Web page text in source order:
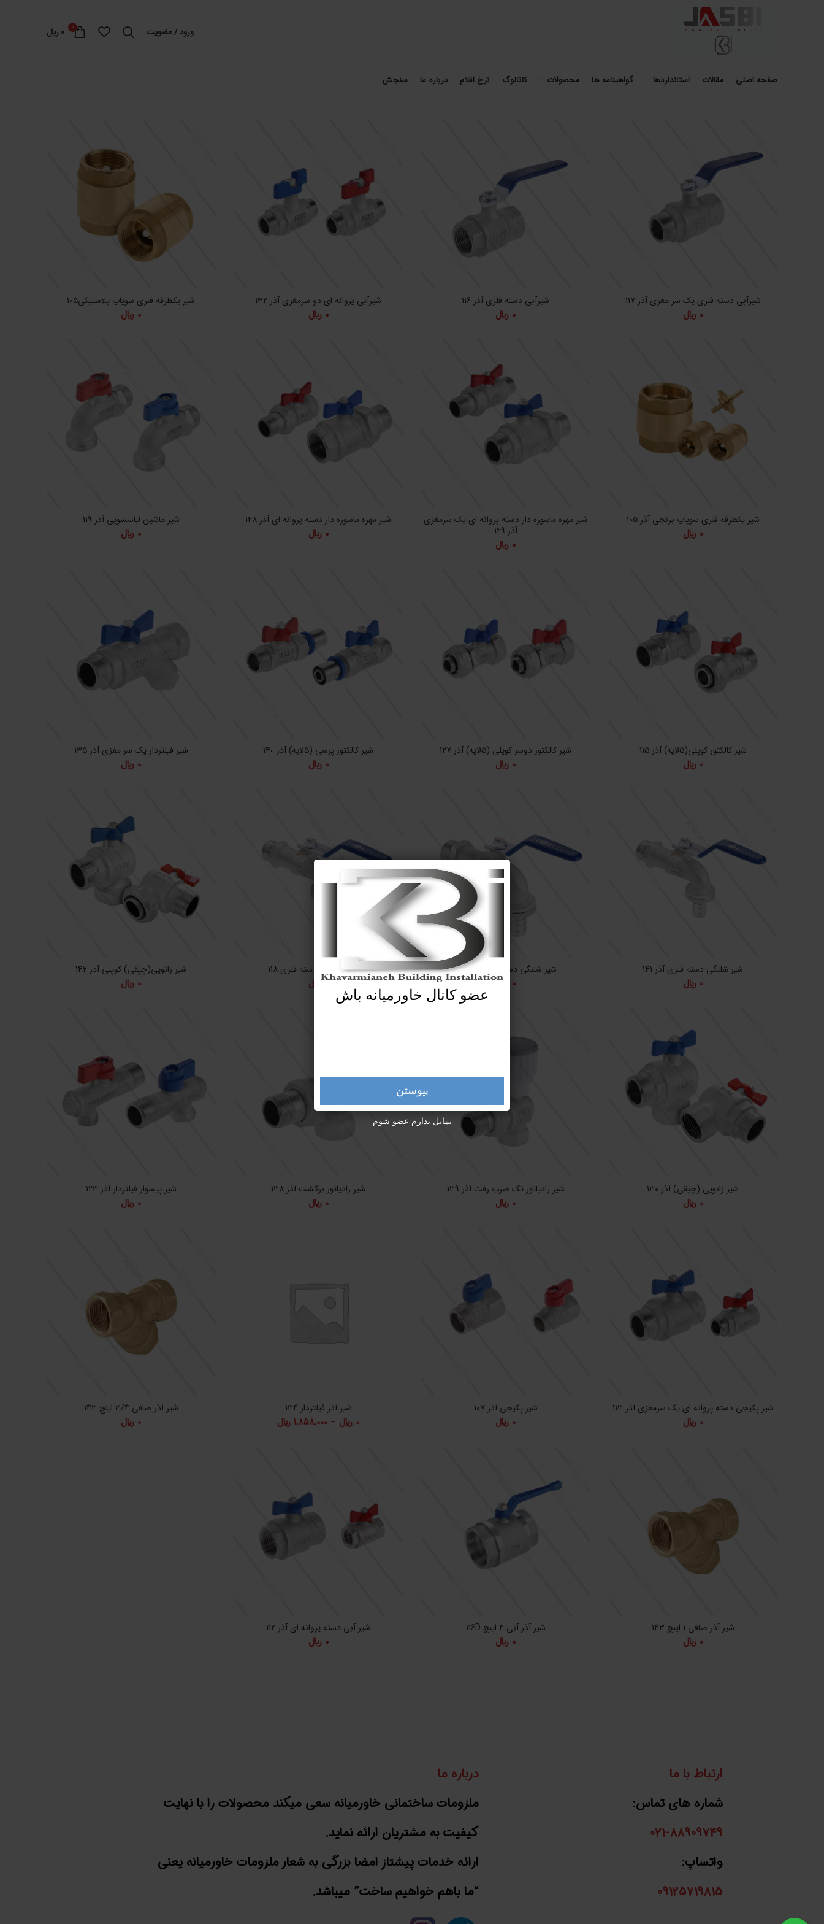
ورود / عضویت 0
0 ﷼
صفحه اصلی مقالات استانداردها گواهینامه ها محصولات کاتالوگ نرخ اقلام درباره ما سنجش
شیرآبی دسته فلزی یک سر مغزی آذر 117
0 ﷼
شیرآبی دسته فلزی آذر 116
0 ﷼
شیرآبی پروانه ای دو سرمغزی آذر 132
0 ﷼
شیر یکطرفه فنری سوپاپ پلاستیکی105
0 ﷼
شیر یکطرفه فنری سوپاپ برنجی آذر 105
0 ﷼
شیر مهره ماسوره دار دسته پروانه ای یک سرمغزی
آذر 129
0 ﷼
شیر مهره ماسوره دار دسته پروانه ای آذر 128
0 ﷼
شیر ماشین لباسشویی آذر 119
0 ﷼
شیر کالکتور کوپلی(5لایه) آذر 115
0 ﷼
شیر کالکتور دوسر کوپلی (5لایه) آذر 127
0 ﷼
شیر کالکتور پرسی (5لایه) آذر 140
0 ﷼
شیر فیلتردار یک سر مغزی آذر 135
0 ﷼
شیر شلنگی دسته فلزی آذر 141
0 ﷼
شیر شلنگی دسته فلزی آذر 125
0 ﷼
شیر شلنگی آذر دسته فلزی 118
0 ﷼
شیر زانویی(چپقی) کوپلی آذر 142
0 ﷼
شیر زانویی (چپقی) آذر 130
0 ﷼
شیر رادیاتور تک ضرب رفت آذر 139
0 ﷼
شیر رادیاتور برگشت آذر 138
0 ﷼
شیر پیسوار فیلتردار آذر 123
0 ﷼
شیر پکیجی دسته پروانه ای یک سرمغزی آذر 113
0 ﷼
شیر پکیجی آذر 107
0 ﷼
شیر آذر فیلتردار 134
0 ﷼ –
1,858,000 ﷼محدوده
شیر آذر صافی 3/4 اینچ 143
0 ﷼
شیر آذر صافی 1 اینچ 143
0 ﷼
شیر آذر آبی 4 اینچ 116D
0 ﷼
شیر آبی دسته پروانه ای آذر 112
0 ﷼
درباره ما
ملزومات ساختمانی خاورمیانه سعی میکند محصولات را با نهایت
کیفیت به مشتریان ارائه نماید.
ارائه خدمات پیشتاز امضا بزرگی به شعار ملزومات خاورمیانه یعنی
“ما باهم خواهیم ساخت” میباشد.
ارتباط با ما
شماره های تماس:
021-88909749
واتساپ:
09125719815
عضو کانال خاورمیانه باش
پیوستن
تمایل ندارم عضو شوم